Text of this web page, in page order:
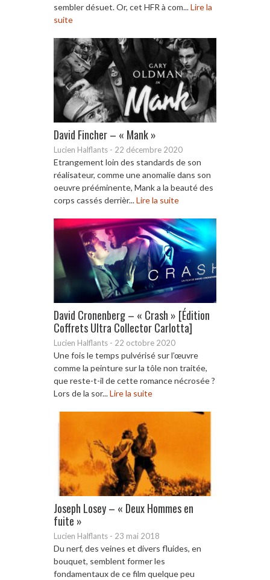
sembler désuet. Or, cet HFR à com...Lire la
suite
David Fincher – « Mank »
Lucien Halflants - 22 décembre 2020
Etrangement loin des standards de son
réalisateur, comme une anomalie dans son
oeuvre prééminente, Mank a la beauté des
corps cassés derrièr...Lire la suite
David Cronenberg – « Crash » [Édition
Coffrets Ultra Collector Carlotta]
Lucien Halflants - 22 octobre 2020
Une fois le temps pulvérisé sur l’œuvre
comme la peinture sur la tôle non traitée,
que reste-t-il de cette romance nécrosée ?
Lors de la sor...Lire la suite
Joseph Losey – « Deux Hommes en
fuite »
Lucien Halflants - 23 mai 2018
Du nerf, des veines et divers fluides, en
bouquet, semblent former les
fondamentaux de ce film quelque peu